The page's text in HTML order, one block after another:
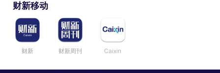
财新移动
财新 财新周刊 Caixin